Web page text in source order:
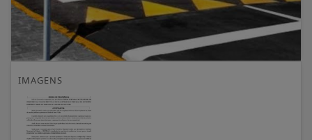
IMAGENS